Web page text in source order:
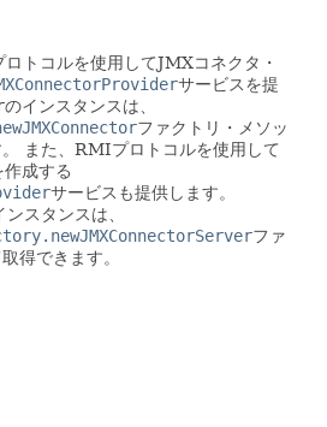
トコルを使用してJMXコネクタ・
サービスを提
のインスタンスは、
ファクトリ・メソッ
また、RMIプロトコルを使用して
成する
サービスも提供します。
ンスタンスは、
ファ
得できます。